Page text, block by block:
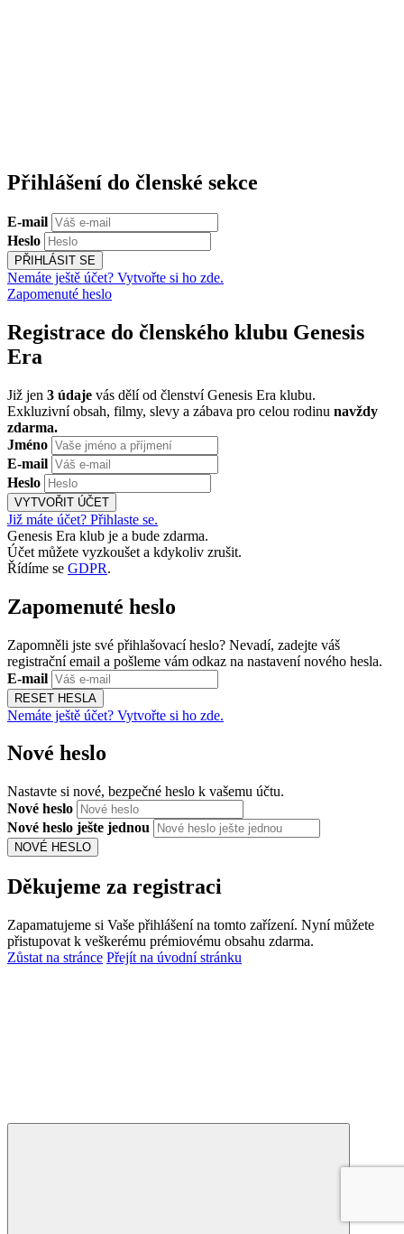
Přihlášení do členské sekce
E-mail
Heslo
PŘIHLÁSIT SE
Nemáte ještě účet? Vytvořte si ho zde.
Zapomenuté heslo
Registrace do členského klubu Genesis
Era
Již jen 3 údaje vás dělí od členství Genesis Era klubu.
Exkluzivní obsah, filmy, slevy a zábava pro celou rodinu navždy
zdarma.
Jméno
E-mail
Heslo
VYTVOŘIT ÚČET
Již máte účet? Přihlaste se.
Genesis Era klub je a bude zdarma.
Účet můžete vyzkoušet a kdykoliv zrušit.
Řídíme se GDPR.
Zapomenuté heslo
Zapomněli jste své přihlašovací heslo? Nevadí, zadejte váš
registrační email a pošleme vám odkaz na nastavení nového hesla.
E-mail
RESET HESLA
Nemáte ještě účet? Vytvořte si ho zde.
Nové heslo
Nastavte si nové, bezpečné heslo k vašemu účtu.
Nové heslo
Nové heslo ješte jednou
NOVÉ HESLO
Děkujeme za registraci
Zapamatujeme si Vaše přihlášení na tomto zařízení. Nyní můžete
přistupovat k veškerému prémiovému obsahu zdarma.
Zůstat na stránce Přejít na úvodní stránku